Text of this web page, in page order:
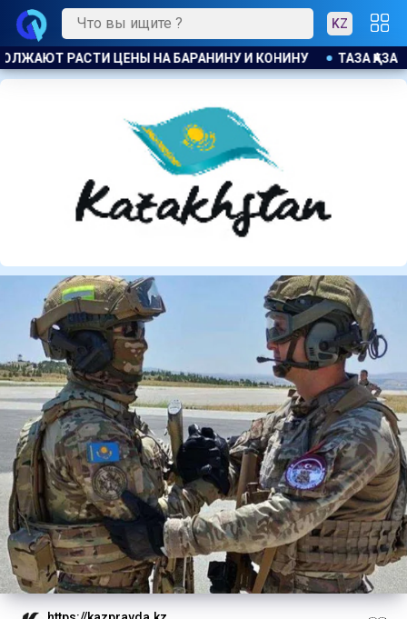
KZ
ҚАЗАҚСТАН : БОЛЕЕ 22 ТЫС. ЖИТЕЛЕЙ АЛМАТИНСКОЙ